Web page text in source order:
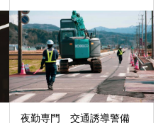
夜勤専門 交通誘導警備